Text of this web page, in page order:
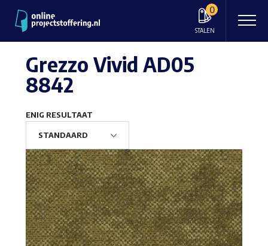
0
STALEN
Grezzo Vivid AD05
8842
ENIG RESULTAAT